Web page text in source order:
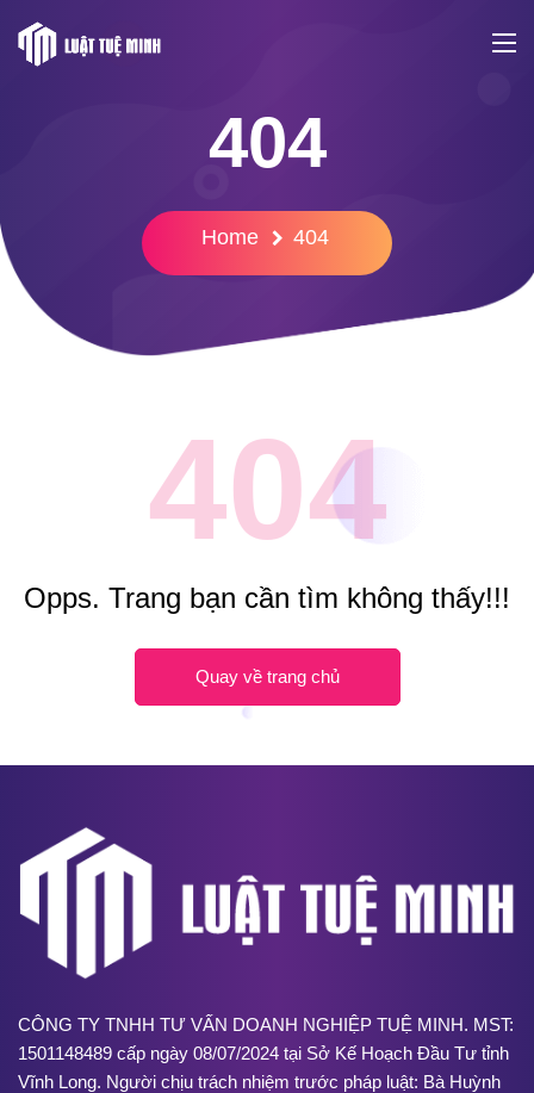
404
Home 404
404
Opps. Trang bạn cần tìm không thấy!!!
Quay về trang chủ
CÔNG TY TNHH TƯ VẤN DOANH NGHIỆP TUỆ MINH. MST:
1501148489 cấp ngày 08/07/2024 tại Sở Kế Hoạch Đầu Tư tỉnh
Vĩnh Long. Người chịu trách nhiệm trước pháp luật: Bà Huỳnh